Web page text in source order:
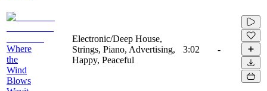
Where
the
Wind
Blows
Electronic/Deep House,
Strings, Piano, Advertising,
Happy, Peaceful
3:02 -